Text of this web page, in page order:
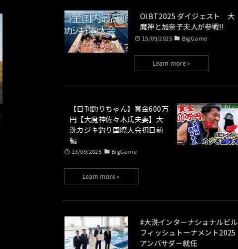
OIBT2025 ダイジェスト 大
魔神と加奈子夫人が参戦!!
15/09/2025 BigGame
【日刊釣りちゃん】賞金600万
円【大魔神佐々木氏夫妻】大
洗カジキ釣り国際大会初日前
編
13/09/2025 BigGame
#大洗インターナショナルビル
フィッシュトーナメント2025
アンバサダー就任